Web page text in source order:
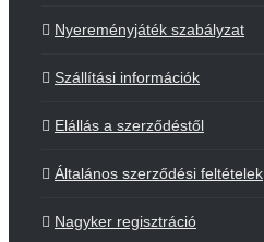
Nyereményjáték szabályzat
Szállítási információk
Elállás a szerződéstől
Általános szerződési feltételek
Nagyker regisztráció